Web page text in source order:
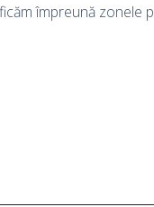
împreună zonele